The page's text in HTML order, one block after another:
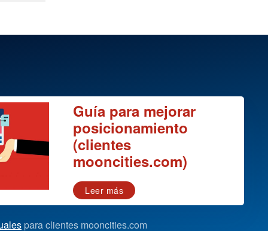
Guía para mejorar
posicionamiento
(clientes
mooncities.com)
Leer más
para clientes mooncities.com